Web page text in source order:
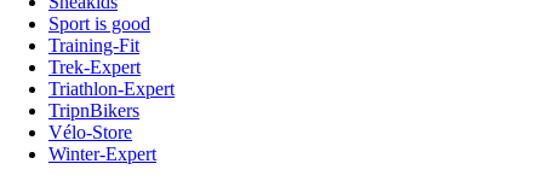
Sport is good
Training-Fit
Trek-Expert
Triathlon-Expert
TripnBikers
Vélo-Store
Winter-Expert